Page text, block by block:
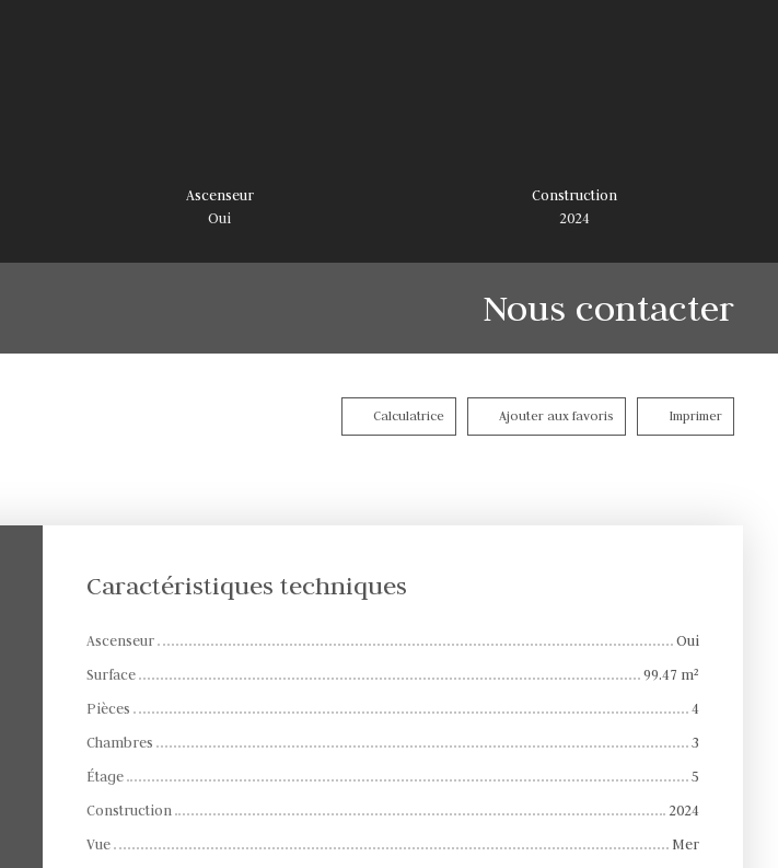
Ascenseur
Oui
Construction
2024
Nous contacter
Calculatrice Ajouter aux favoris Imprimer
Caractéristiques techniques
Ascenseur
Oui
Surface
99.47 m²
Pièces
4
Chambres
3
Étage
5
Construction
2024
Vue
Mer